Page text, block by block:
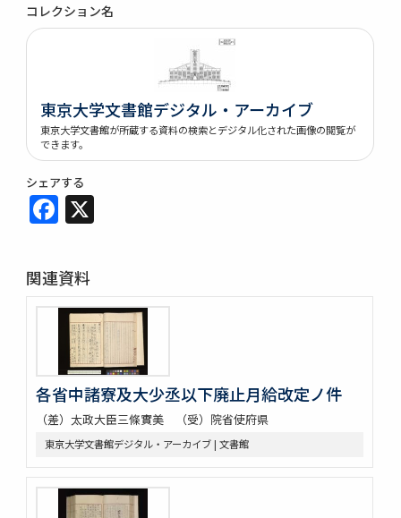
コレクション名
東京大学文書館デジタル・アーカイブ
東京大学文書館が所蔵する資料の検索とデジタル化された画像の閲覧が
できます。
シェアする
Facebook
関連資料
各省中諸寮及大少丞以下廃止月給改定ノ件
（差）太政大臣三條實美 （受）院省使府県
東京大学文書館デジタル・アーカイブ | 文書館